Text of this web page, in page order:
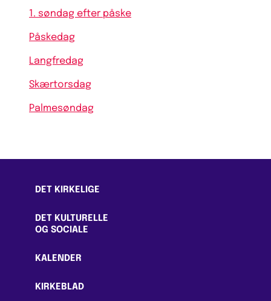
1. søndag efter påske
Påskedag
Langfredag
Skærtorsdag
Palmesøndag
DET KIRKELIGE
DET KULTURELLE
OG SOCIALE
KALENDER
KIRKEBLAD